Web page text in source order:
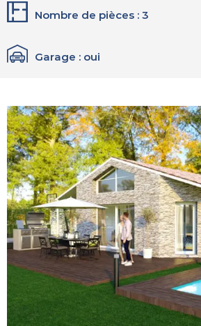
Nombre de pièces : 3
Garage : oui